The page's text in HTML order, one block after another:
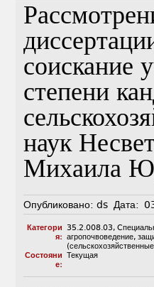
соискание
степени
наук
Михаила
Опубликовано: ds Дата:
Категори
я:
35.2.008.03,
агропочвоведение,
Состояни
е:
Текущая